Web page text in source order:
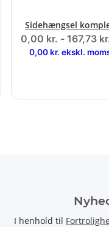
Sidehængsel
0,00 kr. - 167,73
0,00 kr. ekskl.
I henhold til